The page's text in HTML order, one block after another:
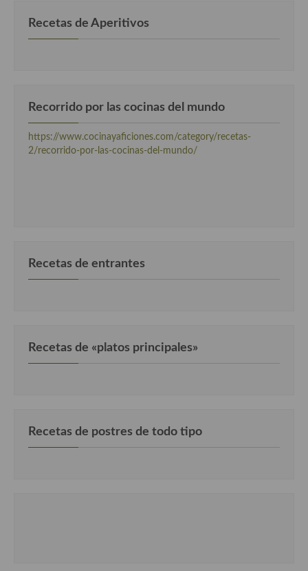
Cocina Danesa
Cocina Eslovena
Cocina Francesa
Cocina Irlanda
Cocina Polaca
Cocina Sueca
Recetas de Aperitivos
Recorrido por las cocinas del mundo
https://www.cocinayaficiones.com/category/recetas-
2/recorrido-por-las-cocinas-del-mundo/
Recetas de entrantes
Recetas de «platos principales»
Recetas de postres de todo tipo